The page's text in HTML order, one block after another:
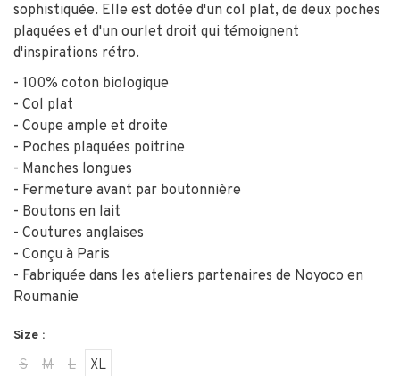
sophistiquée. Elle est dotée d'un col plat, de deux poches
plaquées et d'un ourlet droit qui témoignent
d'inspirations rétro.
- 100% coton biologique
- Col plat
- Coupe ample et droite
- Poches plaquées poitrine
- Manches longues
- Fermeture avant par boutonnière
- Boutons en lait
- Coutures anglaises
- Conçu à Paris
- Fabriquée dans les ateliers partenaires de Noyoco en
Roumanie
Size :
S M L XL